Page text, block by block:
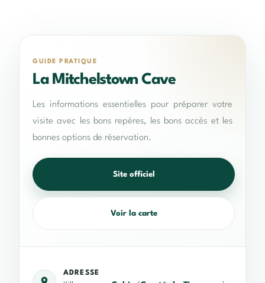
GUIDE PRATIQUE
La Mitchelstown Cave
Les informations essentielles pour préparer votre
visite avec les bons repères, les bons accès et les
bonnes options de réservation.
Site officiel
Voir la carte
ADRESSE